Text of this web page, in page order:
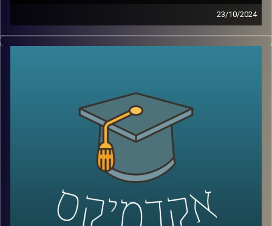
23/10/2024
מה לא נאמר כבר על שכנתנו מצפון לבנון?
אין ספק שיש לנו יחסים צוננים איתה שידעו עליות ומורדות,
שמכנים אותו המשבר החמור ביותר בעשורים האחרונים,
למעשה מדובר במשבר משולש – אובדן משילות, משבר כלכלי
בימים אלו אנו נמצאים בלחימה עם לבנון שלא נראתה מזה
שנים, אז מה קורה שם עכשיו? והאם מתישהו נצליח להגיע
לאיזשהי נורמליזציה ?
כדי לדון בדיוק בזה הצטרף אלינו שוב ד״ר חיים קורן, בית ספר
לאודר לממשל, דיפלומטיה ואסטרטגיה, אוניברסיטת רייכמן.
לשעבר שגריר ישראל הראשון לדרום סודאן ומצרים.